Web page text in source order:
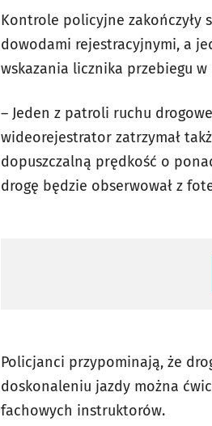
Kontrole policyjne zakończyły
dowodami rejestracyjnymi, a
wskazania licznika przebiegu
– Jeden z patroli ruchu
wideorejestrator zatrzymał
dopuszczalną prędkość o
drogę będzie obserwował z
Policjanci przypominają, że
doskonaleniu jazdy można
fachowych instruktorów.